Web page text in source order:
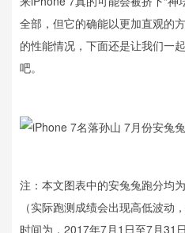
全部，但它的确能以更加直观的
的性能情况，下面还是让我们一
吧。
注：本文图表中的安兔兔跑分均
（实际跑测成绩会出现高低波动
时间为，2017年7月1日至7月31